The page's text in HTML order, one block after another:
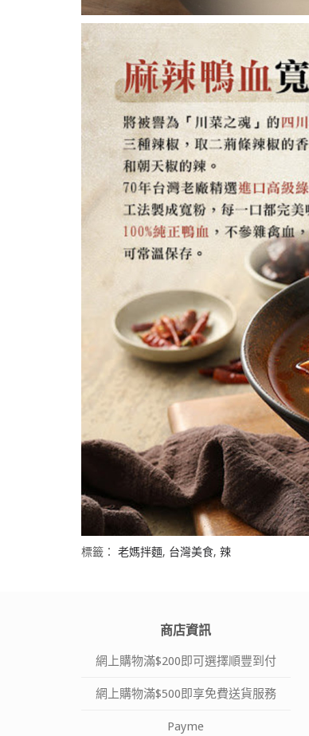
標籤： 老媽拌麵, 台灣美食, 辣
商店資訊
網上購物滿$200即可選擇順豐到付
網上購物滿$500即享免費送貨服務
Payme